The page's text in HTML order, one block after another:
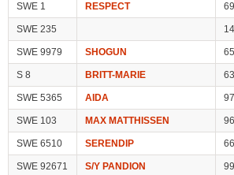
SWE 1 RESPECT 69
SWE 235 14
SWE 9979 SHOGUN 65
S 8 BRITT-MARIE 63
SWE 5365 AIDA 97
SWE 103 MAX MATTHISSEN 96
SWE 6510 SERENDIP 66
SWE 92671 S/Y PANDION 99